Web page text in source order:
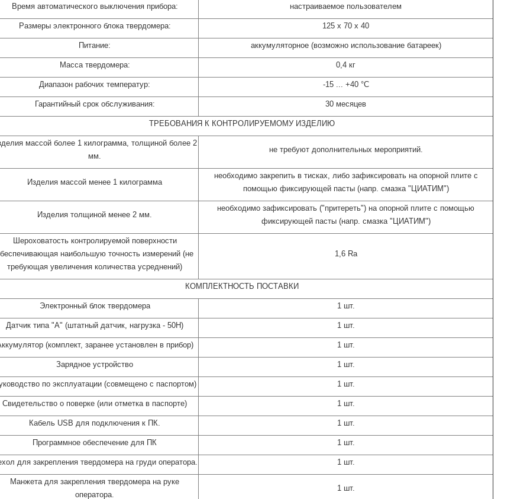
Время автоматического выключения прибора: настраиваемое пользователем
Размеры электронного блока твердомера: 125 х 70 х 40
Питание: аккумуляторное (возможно использование батареек)
Масса твердомера: 0,4 кг
Диапазон рабочих температур: -15 ... +40 °С
Гарантийный срок обслуживания: 30 месяцев
ТРЕБОВАНИЯ К КОНТРОЛИРУЕМОМУ ИЗДЕЛИЮ
массой более 1 килограмма, толщиной более 2
мм.
не требуют дополнительных мероприятий.
Изделия массой менее 1 килограмма
необходимо закрепить в тисках, либо зафиксировать на опорной плите с
помощью фиксирующей пасты (напр. смазка "ЦИАТИМ")
Изделия толщиной менее 2 мм.
необходимо зафиксировать ("притереть") на опорной плите с помощью
фиксирующей пасты (напр. смазка "ЦИАТИМ")
Шероховатость контролируемой поверхности
наибольшую точность измерений (не
требующая увеличения количества усреднений)
1,6 Ra
КОМПЛЕКТНОСТЬ ПОСТАВКИ
Электронный блок твердомера 1 шт.
Датчик типа "А" (штатный датчик, нагрузка - 50Н) 1 шт.
(комплект, заранее установлен в прибор) 1 шт.
Зарядное устройство 1 шт.
по эксплуатации (совмещено с паспортом) 1 шт.
Свидетельство о поверке (или отметка в паспорте) 1 шт.
Кабель USB для подключения к ПК. 1 шт.
Программное обеспечение для ПК 1 шт.
для закрепления твердомера на груди оператора. 1 шт.
Манжета для закрепления твердомера на руке
оператора.
1 шт.